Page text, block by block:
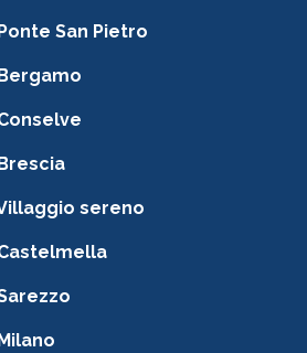
San Pietro
sereno